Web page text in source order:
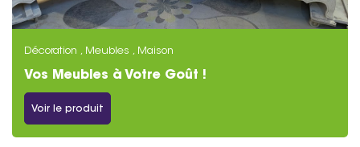
Décoration , Meubles , Maison
Vos Meubles à Votre Goût !
Voir le produit